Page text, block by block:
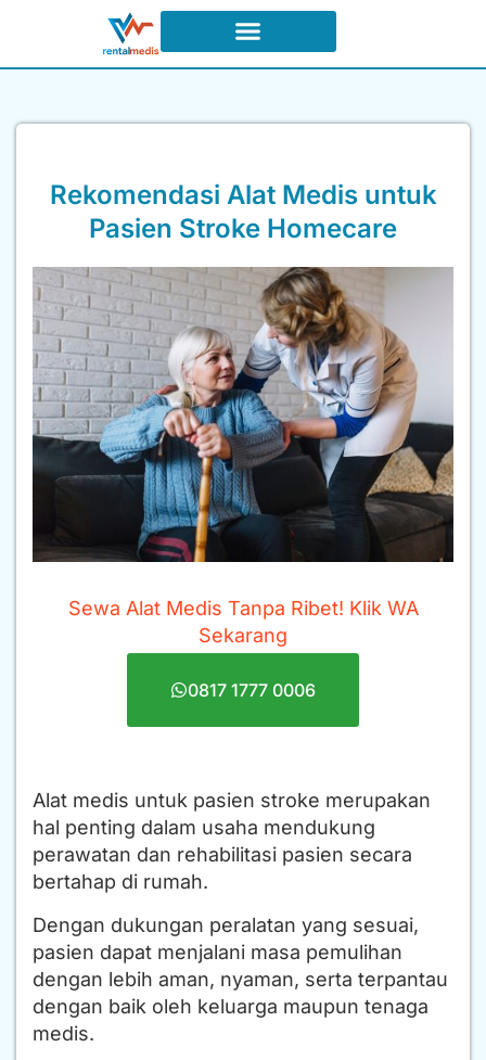
Rekomendasi Alat Medis untuk
Pasien Stroke Homecare
Sewa Alat Medis Tanpa Ribet! Klik WA
Sekarang
0817 1777 0006
Alat medis untuk pasien stroke merupakan
hal penting dalam usaha mendukung
perawatan dan rehabilitasi pasien secara
bertahap di rumah.
Dengan dukungan peralatan yang sesuai,
pasien dapat menjalani masa pemulihan
dengan lebih aman, nyaman, serta terpantau
dengan baik oleh keluarga maupun tenaga
medis.